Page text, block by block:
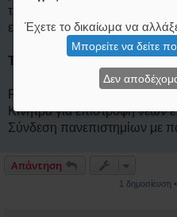
τεχνολογία
εξαγωγές
Τι θα μπορούσε να γίνει:
Fast-track επενδύσεις με
Κίνητρα για επιστροφή νέων
Σύνδεση πανεπιστημίων με
Απάντηση
1 δημοσίευση
Έχετε το δικαίωμα να
Μπορείτε να δείτε
Δεν